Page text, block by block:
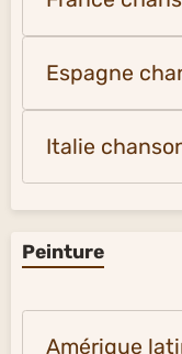
Espagne
Italie
Peinture
Amérique